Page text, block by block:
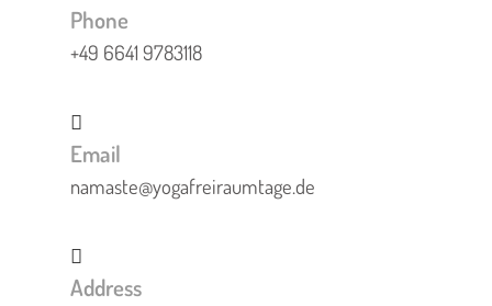
Phone
+49 6641 9783118
Email
namaste@yogafreiraumtage.de
Address